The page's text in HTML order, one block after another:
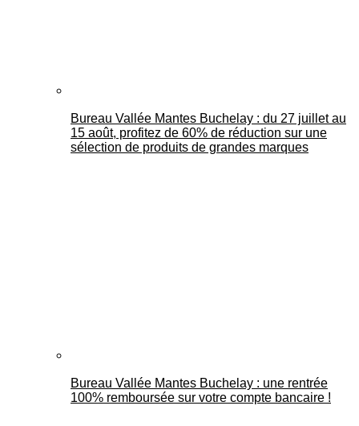
Bureau Vallée Mantes Buchelay : du 27 juillet au
15 août, profitez de 60% de réduction sur une
sélection de produits de grandes marques
Bureau Vallée Mantes Buchelay : une rentrée
100% remboursée sur votre compte bancaire !